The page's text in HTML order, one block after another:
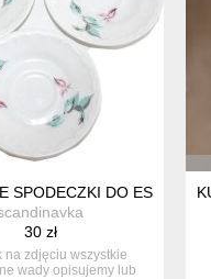
* GLINIANA * RUSTIC
SPODECZKI DO
30 zł
na zdjęciu wszystkie
wady opisujemy lub